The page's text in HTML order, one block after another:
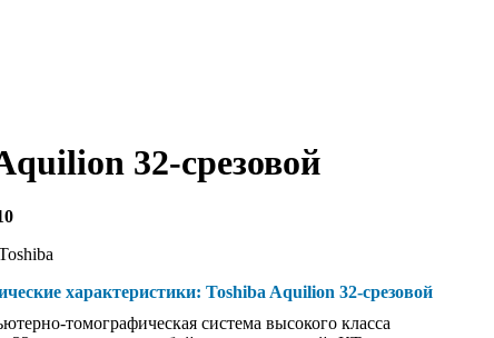
32-срезовой
характеристики: Toshiba Aquilion 32-срезовой
томографическая система высокого класса